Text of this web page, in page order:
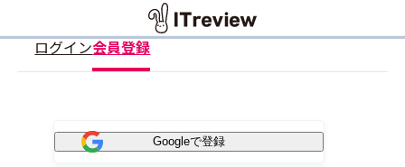
ログイン会員登録
Googleで登録